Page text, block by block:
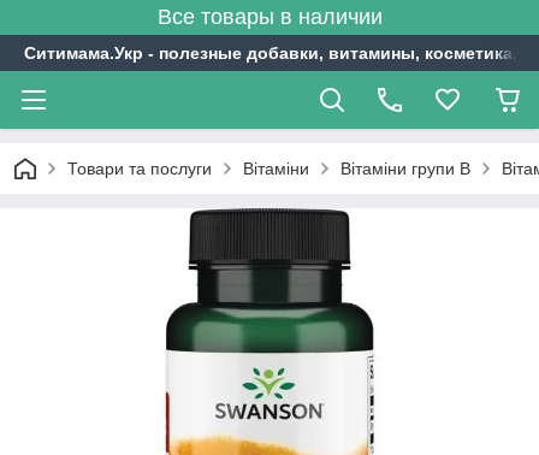
Все товары в наличии
Ситимама.Укр - полезные добавки, витамины, косметика,
Товари та послуги Вітаміни Вітаміни групи В